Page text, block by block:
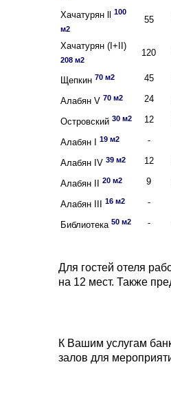
Хачатурян ll 100
м2
55
Хачатурян (I+II)
208 м2
120
Щепкин 70 м2 45
Алабян V 70 м2 24
Островский 30 м2 12
Алабян I 19 м2 -
Алабян IV 39 м2 12
Алабян II 20 м2 9
Алабян III 16 м2 -
Библиотека 50 м2 -
Для гостей отеля
на 12 мест. Также
К Вашим услугам
залов для